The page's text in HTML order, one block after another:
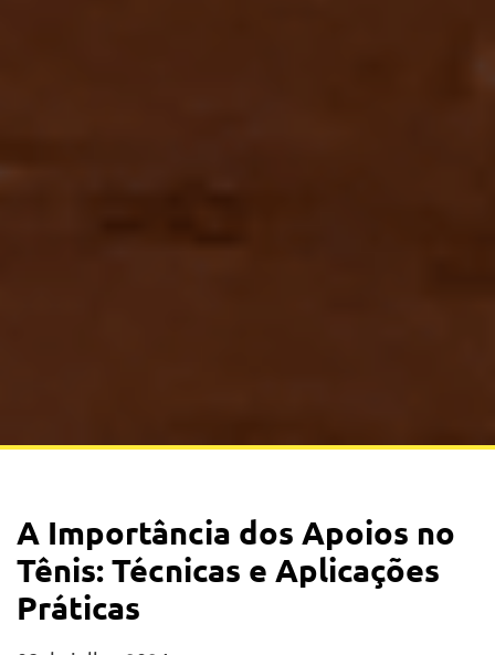
A Importância dos Apoios no
Tênis: Técnicas e Aplicações
Práticas